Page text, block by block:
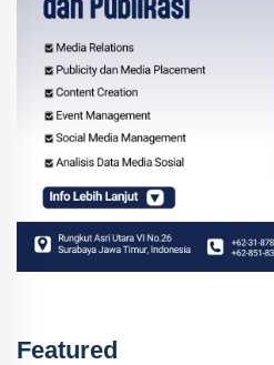
Featured